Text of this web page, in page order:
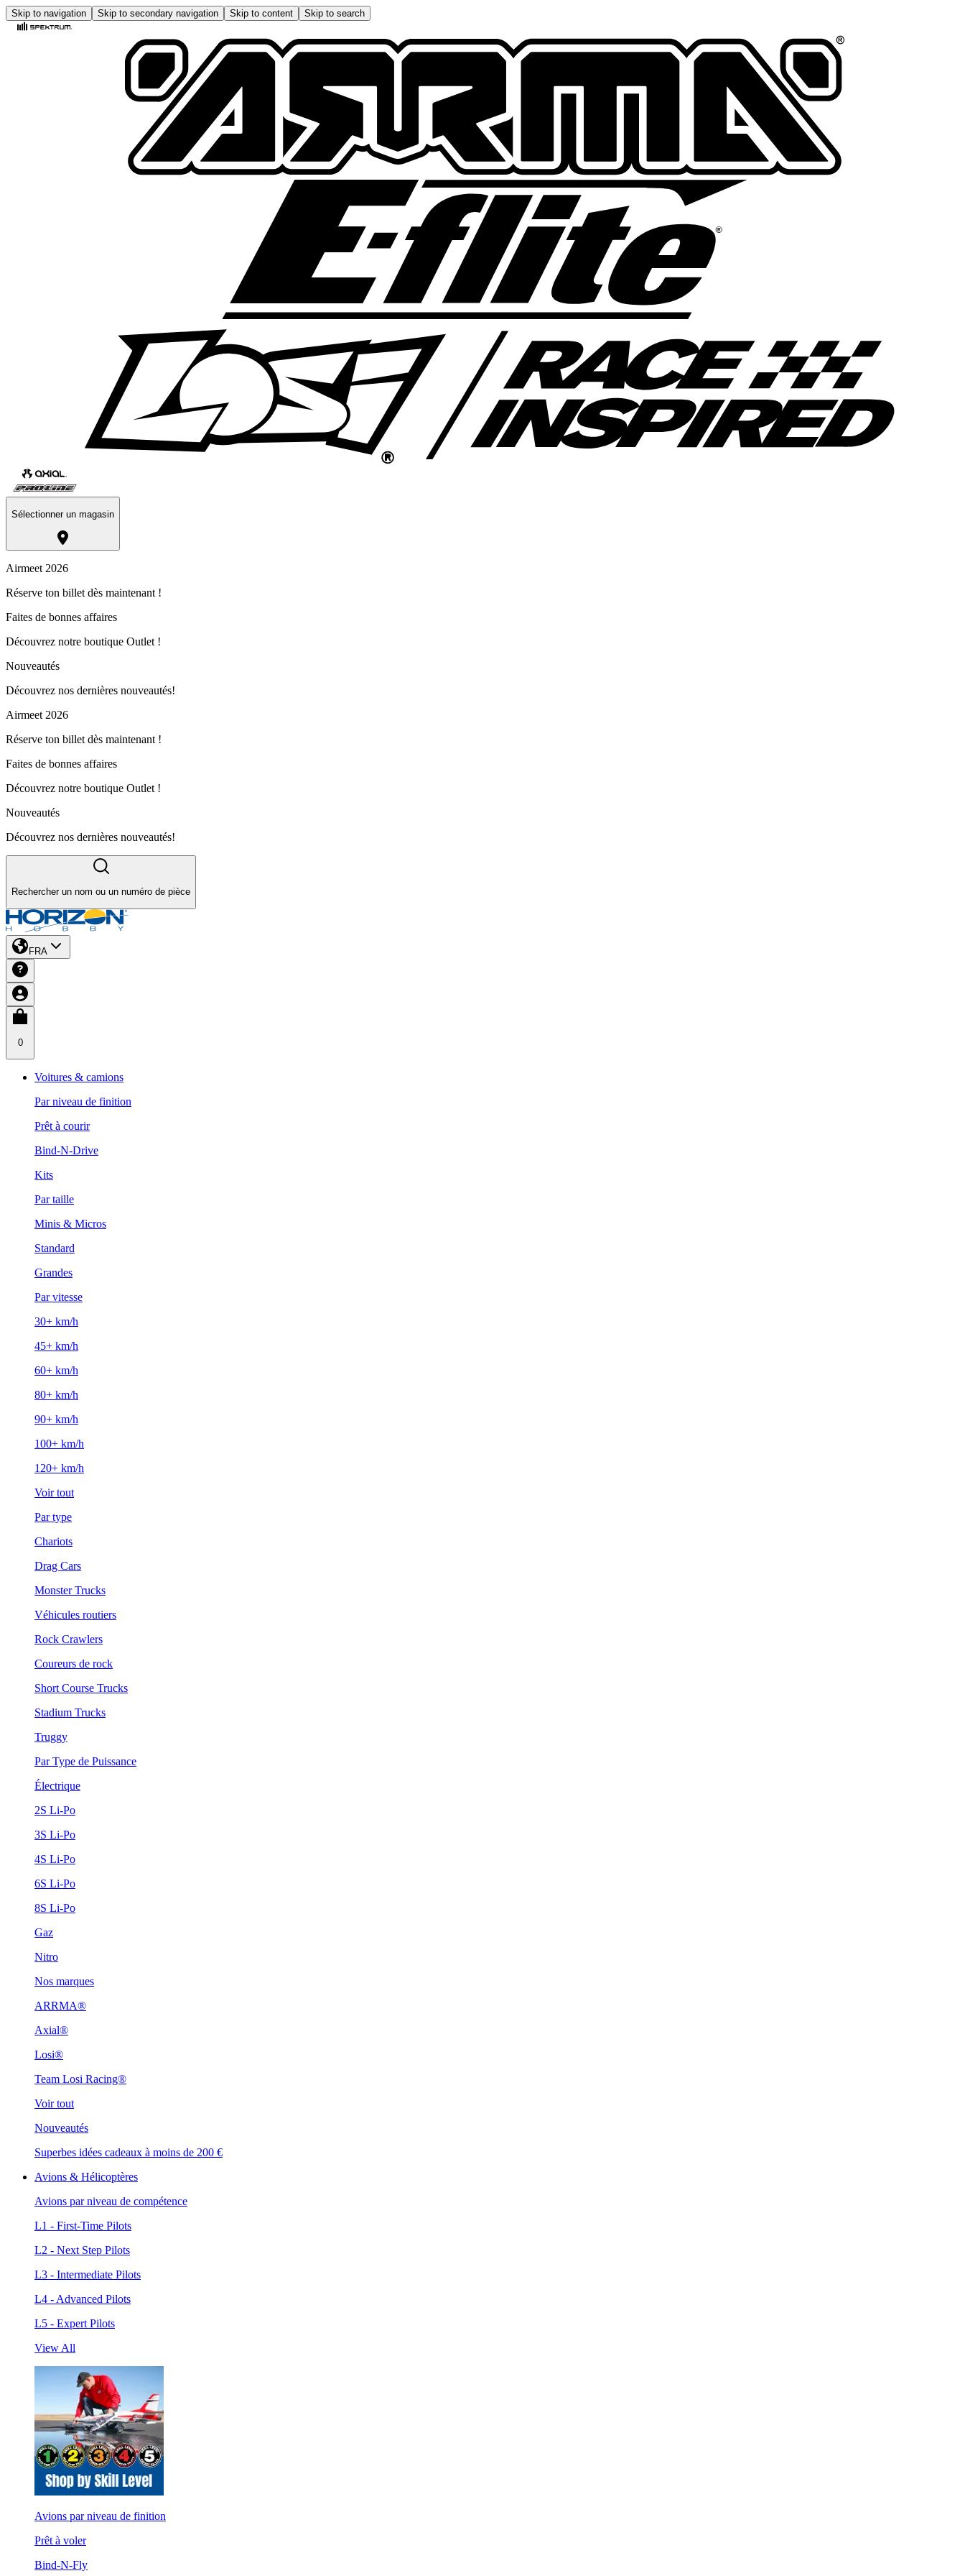
Skip to navigation Skip to secondary navigation Skip to content Skip to search
Sélectionner un magasin
Airmeet 2026
Réserve ton billet dès maintenant !
Faites de bonnes affaires
Découvrez notre boutique Outlet !
Nouveautés
Découvrez nos dernières nouveautés!
Airmeet 2026
Réserve ton billet dès maintenant !
Faites de bonnes affaires
Découvrez notre boutique Outlet !
Nouveautés
Découvrez nos dernières nouveautés!
Rechercher un nom ou un numéro de pièce
FRA
0
Voitures & camions
Par niveau de finition
Prêt à courir
Bind-N-Drive
Kits
Par taille
Minis & Micros
Standard
Grandes
Par vitesse
30+ km/h
45+ km/h
60+ km/h
80+ km/h
90+ km/h
100+ km/h
120+ km/h
Voir tout
Par type
Chariots
Drag Cars
Monster Trucks
Véhicules routiers
Rock Crawlers
Coureurs de rock
Short Course Trucks
Stadium Trucks
Truggy
Par Type de Puissance
Électrique
2S Li-Po
3S Li-Po
4S Li-Po
6S Li-Po
8S Li-Po
Gaz
Nitro
Nos marques
ARRMA®
Axial®
Losi®
Team Losi Racing®
Voir tout
Nouveautés
Superbes idées cadeaux à moins de 200 €
Avions & Hélicoptères
Avions par niveau de compétence
L1 - First-Time Pilots
L2 - Next Step Pilots
L3 - Intermediate Pilots
L4 - Advanced Pilots
L5 - Expert Pilots
View All
Avions par niveau de finition
Prêt à voler
Bind-N-Fly